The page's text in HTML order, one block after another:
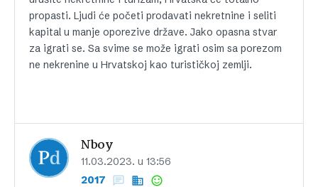
propasti. Ljudi će početi prodavati nekretnine i seliti
kapital u manje oporezive države. Jako opasna stvar
za igrati se. Sa svime se može igrati osim sa porezom
ne nekrenine u Hrvatskoj kao turističkoj zemlji.
Nboy
11.03.2023. u 13:56
2017